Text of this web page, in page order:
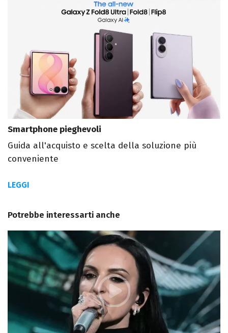
Smartphone pieghevoli
Guida all'acquisto e scelta della soluzione più
conveniente
LEGGI
Potrebbe interessarti anche